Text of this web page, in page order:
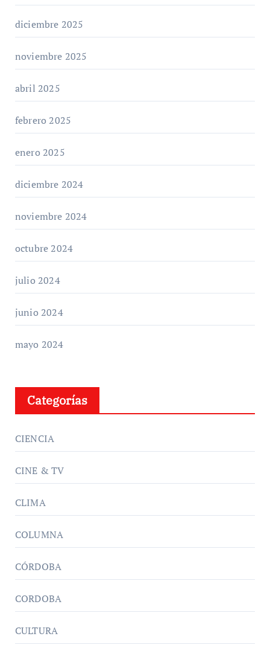
diciembre 2025
noviembre 2025
abril 2025
febrero 2025
enero 2025
diciembre 2024
noviembre 2024
octubre 2024
julio 2024
junio 2024
mayo 2024
Categorías
CIENCIA
CINE & TV
CLIMA
COLUMNA
CÓRDOBA
CORDOBA
CULTURA